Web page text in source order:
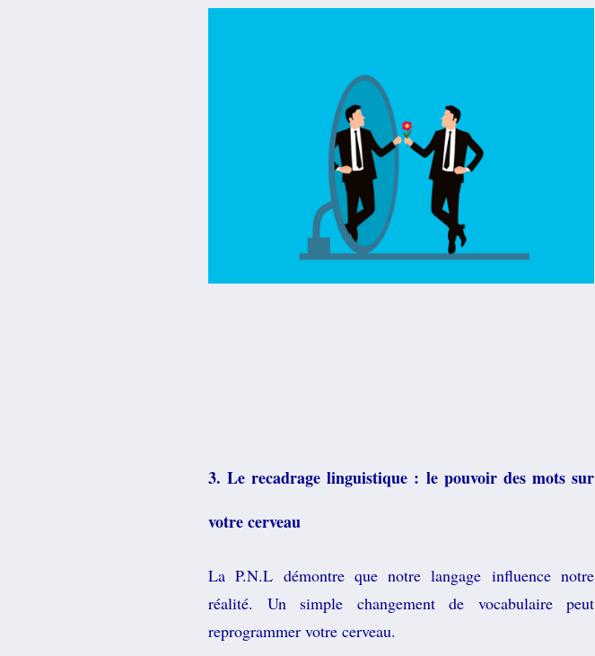
3. Le recadrage linguistique : le pouvoir des mots sur
votre cerveau
La P.N.L démontre que notre langage influence notre
réalité. Un simple changement de vocabulaire peut
reprogrammer votre cerveau.